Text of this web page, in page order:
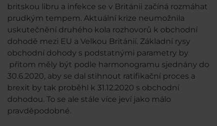
britskou libru a infekce se v Británii začíná rozmáhat
prudkým tempem. Aktuální krize neumožnila
uskutečnění druhého kola rozhovorů k obchodní
dohodě mezi EU a Velkou Británií. Základní rysy
obchodní dohody s podstatnými parametry by
přitom měly být podle harmonogramu sjednány do
30.6.2020, aby se dal stihnout ratifikační proces a
brexit by tak proběhl k 31.12.2020 s obchodní
dohodou. To se ale stále více jeví jako málo
pravděpodobné.